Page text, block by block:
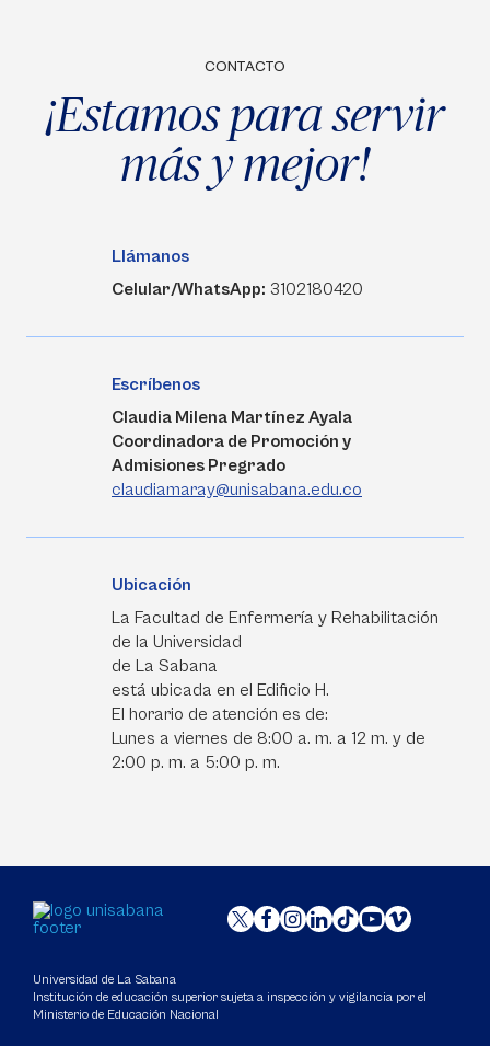
CONTACTO
¡Estamos para servir
más y mejor!
Llámanos
Celular/WhatsApp: 3102180420
Escríbenos
Claudia Milena Martínez Ayala
Coordinadora de Promoción y
Admisiones Pregrado
claudiamaray@unisabana.edu.co
Ubicación
La Facultad de Enfermería y Rehabilitación
de la Universidad
de La Sabana
está ubicada en el Edificio H.
El horario de atención es de:
Lunes a viernes de 8:00 a. m. a 12 m. y de
2:00 p. m. a 5:00 p. m.
Universidad de La Sabana
Institución de educación superior sujeta a inspección y vigilancia por el
Ministerio de Educación Nacional